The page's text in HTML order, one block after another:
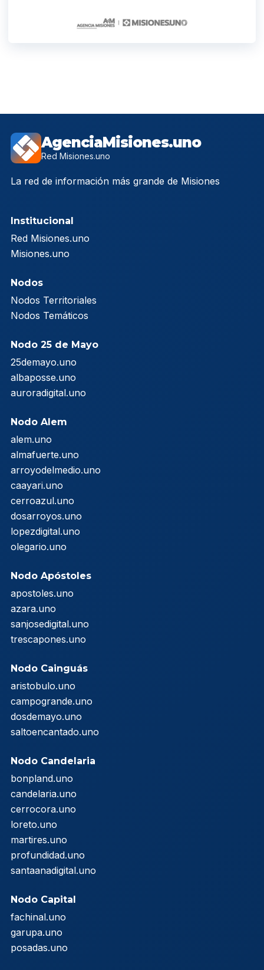
AgenciaMisiones.uno
Red Misiones.uno
La red de información más grande de Misiones
Institucional
Red Misiones.uno
Misiones.uno
Nodos
Nodos Territoriales
Nodos Temáticos
Nodo 25 de Mayo
25demayo.uno
albaposse.uno
auroradigital.uno
Nodo Alem
alem.uno
almafuerte.uno
arroyodelmedio.uno
caayari.uno
cerroazul.uno
dosarroyos.uno
lopezdigital.uno
olegario.uno
Nodo Apóstoles
apostoles.uno
azara.uno
sanjosedigital.uno
trescapones.uno
Nodo Cainguás
aristobulo.uno
campogrande.uno
dosdemayo.uno
saltoencantado.uno
Nodo Candelaria
bonpland.uno
candelaria.uno
cerrocora.uno
loreto.uno
martires.uno
profundidad.uno
santaanadigital.uno
Nodo Capital
fachinal.uno
garupa.uno
posadas.uno